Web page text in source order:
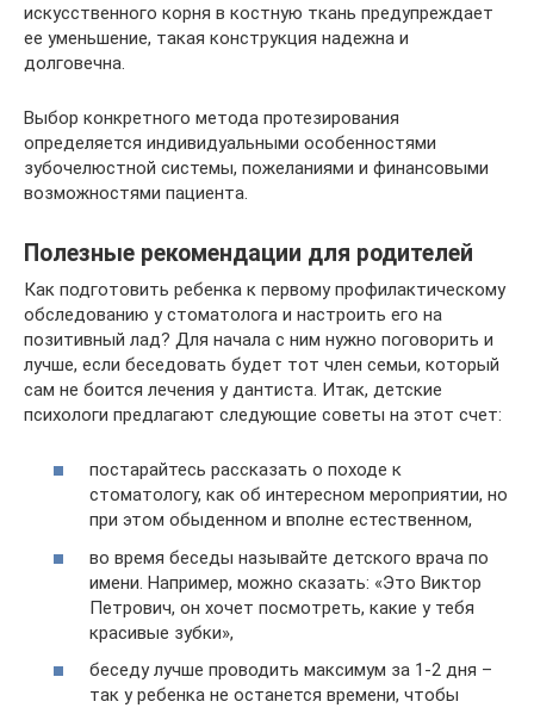
искусственного корня в костную ткань предупреждает
ее уменьшение, такая конструкция надежна и
долговечна.
Выбор конкретного метода протезирования
определяется индивидуальными особенностями
зубочелюстной системы, пожеланиями и финансовыми
возможностями пациента.
Полезные рекомендации для родителей
Как подготовить ребенка к первому профилактическому
обследованию у стоматолога и настроить его на
позитивный лад? Для начала с ним нужно поговорить и
лучше, если беседовать будет тот член семьи, который
сам не боится лечения у дантиста. Итак, детские
психологи предлагают следующие советы на этот счет:
постарайтесь рассказать о походе к
стоматологу, как об интересном мероприятии, но
при этом обыденном и вполне естественном,
во время беседы называйте детского врача по
имени. Например, можно сказать: «Это Виктор
Петрович, он хочет посмотреть, какие у тебя
красивые зубки»,
беседу лучше проводить максимум за 1-2 дня –
так у ребенка не останется времени, чтобы